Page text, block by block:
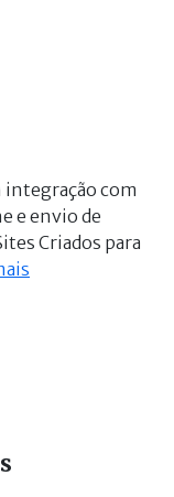
integração com
e envio de
Criados para